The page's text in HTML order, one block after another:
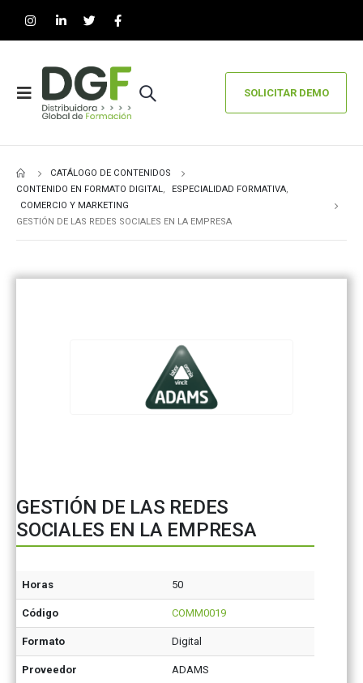
SOLICITAR DEMO
CATÁLOGO DE CONTENIDOS
CONTENIDO EN FORMATO DIGITAL, ESPECIALIDAD FORMATIVA,
COMERCIO Y MARKETING
GESTIÓN DE LAS REDES SOCIALES EN LA EMPRESA
GESTIÓN DE LAS REDES
SOCIALES EN LA EMPRESA
Horas 50
Código COMM0019
Formato Digital
Proveedor ADAMS